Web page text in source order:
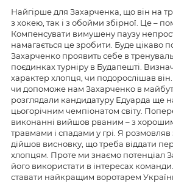
Найгірше для Захарченка, що він на
з хокею, так і з обойми збірної. Це –
Компенсувати вимушену паузу
намагається це зробити. Буде цікаво
Захарченко проявить себе в
поєдинках турніру в Будапешті.
характер хлопця, чи подорослішав
чи допоможе нам Захарченко в
розглядали кандидатуру Едуарда ще
цьогорічним чемпіонатом світу.
виконанні вийшов рваним – з
травмами і спадами у грі. Я розмовляв
дійшов висновку, що треба віддати
хлопцям. Проте ми знаємо потенціал
його використати в інтересах
ставати найкращим воротарем